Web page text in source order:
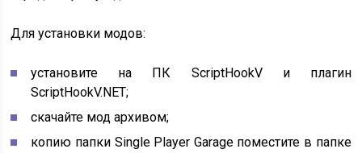
Для установки модов:
установите на ПК ScriptHookV и плагин
ScriptHookV.NET;
скачайте мод архивом;
копию папки Single Player Garage поместите в папке